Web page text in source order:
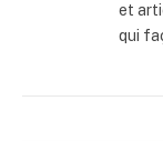
et
qui